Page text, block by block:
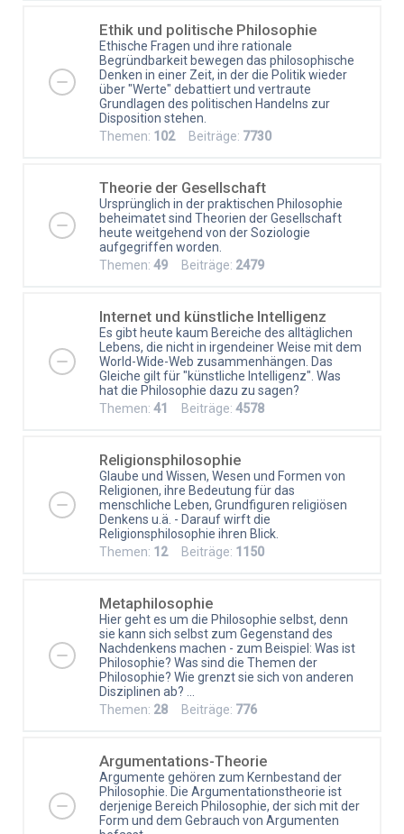
Ethik und politische Philosophie
Ethische Fragen und ihre rationale
Begründbarkeit bewegen das philosophische
Denken in einer Zeit, in der die Politik wieder
über "Werte" debattiert und vertraute
Grundlagen des politischen Handelns zur
Disposition stehen.
Themen: 102Beiträge: 7730
Theorie der Gesellschaft
Ursprünglich in der praktischen Philosophie
beheimatet sind Theorien der Gesellschaft
heute weitgehend von der Soziologie
aufgegriffen worden.
Themen: 49 Beiträge: 2479
Internet und künstliche Intelligenz
Es gibt heute kaum Bereiche des alltäglichen
Lebens, die nicht in irgendeiner Weise mit dem
World-Wide-Web zusammenhängen. Das
Gleiche gilt für "künstliche Intelligenz". Was
hat die Philosophie dazu zu sagen?
Themen: 41 Beiträge: 4578
Religionsphilosophie
Glaube und Wissen, Wesen und Formen von
Religionen, ihre Bedeutung für das
menschliche Leben, Grundfiguren religiösen
Denkens u.ä. - Darauf wirft die
Religionsphilosophie ihren Blick.
Themen: 12Beiträge: 1150
Metaphilosophie
Hier geht es um die Philosophie selbst, denn
sie kann sich selbst zum Gegenstand des
Nachdenkens machen - zum Beispiel: Was ist
Philosophie? Was sind die Themen der
Philosophie? Wie grenzt sie sich von anderen
Disziplinen ab? ...
Themen: 28 Beiträge: 776
Argumentations-Theorie
Argumente gehören zum Kernbestand der
Philosophie. Die Argumentationstheorie ist
derjenige Bereich Philosophie, der sich mit der
Form und dem Gebrauch von Argumenten